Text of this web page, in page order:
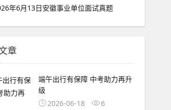
年6月13日安徽事业单位面试真题
章
端午出行有保障 中考助力再升
级
2026-06-18
6